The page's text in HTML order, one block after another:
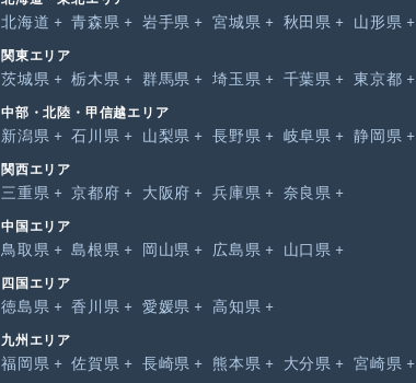
北海道 青森県 岩手県 宮城県 秋田県 山形県
関東エリア
茨城県 栃木県 群馬県 埼玉県 千葉県 東京都
中部・北陸・甲信越エリア
新潟県 石川県 山梨県 長野県 岐阜県 静岡県
関西エリア
三重県 京都府 大阪府 兵庫県 奈良県
中国エリア
鳥取県 島根県 岡山県 広島県 山口県
四国エリア
徳島県 香川県 愛媛県 高知県
九州エリア
福岡県 佐賀県 長崎県 熊本県 大分県 宮崎県